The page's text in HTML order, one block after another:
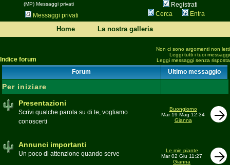
(MP) Messaggi privati
Registrati
Messaggi privati
Cerca Entra
Home La nostra galleria
Indice forum
Non ci sono argomenti non letti
Leggi tutti i tuoi messaggi
Leggi messaggi senza risposta
Forum Ultimo messaggio
Per iniziare
Presentazioni
Scrivi qualche parola su di te, vogliamo
conoscerti
Buongiorno
Mar 19 Mag 12:34
Gianna
Annunci importanti
Un poco di attenzione quando serve
Le mie piante
Mar 02 Giu 11:27
Gianna